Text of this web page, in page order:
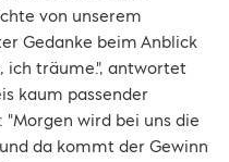
von unserem
Gedanke beim Anblick
ich träume.", antwortet
kaum passender
wird bei uns die
da kommt der Gewinn